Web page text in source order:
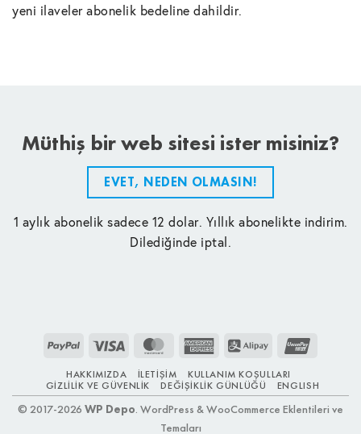
yeni ilaveler abonelik bedeline dahildir.
Müthiş bir web sitesi ister misiniz?
EVET, NEDEN OLMASIN!
1 aylık abonelik sadece 12 dolar. Yıllık abonelikte indirim.
Dilediğinde iptal.
PayPal Visa MasterCardAmerican
Alipay
HAKKIMIZDA İLETIŞIM
KULLANIM KOŞULLARI
GIZLILIK VE GÜVENLIK
DEĞIŞIKLIK GÜNLÜĞÜ ENGLISH
© 2017-2026 WP Depo. WordPress & WooCommerce Eklentileri ve
Temaları